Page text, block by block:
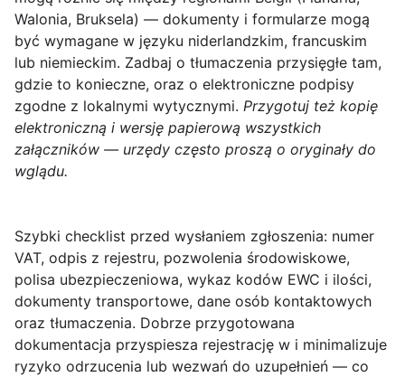
Walonia, Bruksela) — dokumenty i formularze mogą
być wymagane w języku niderlandzkim, francuskim
lub niemieckim. Zadbaj o tłumaczenia przysięgłe tam,
gdzie to konieczne, oraz o elektroniczne podpisy
zgodne z lokalnymi wytycznymi. Przygotuj też kopię
elektroniczną i wersję papierową wszystkich
załączników — urzędy często proszą o oryginały do
wglądu.
Szybki checklist przed wysłaniem zgłoszenia: numer
VAT, odpis z rejestru, pozwolenia środowiskowe,
polisa ubezpieczeniowa, wykaz kodów EWC i ilości,
dokumenty transportowe, dane osób kontaktowych
oraz tłumaczenia. Dobrze przygotowana
dokumentacja przyspiesza rejestrację w i minimalizuje
ryzyko odrzucenia lub wezwań do uzupełnień — co